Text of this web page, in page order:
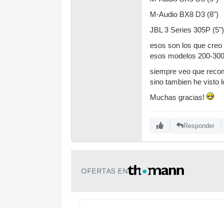
M-Audio BX8 D3 (8")
JBL 3 Series 305P (5")
esos son los que
esos modelos 200-
siempre veo que
sino tambien he visto
Muchas gracias!
Responder
OFERTAS EN